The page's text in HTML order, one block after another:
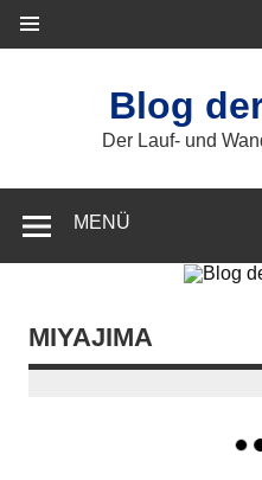
Inhalt
springen
Blog
Der Lauf- und
MENÜ
MIYAJIMA